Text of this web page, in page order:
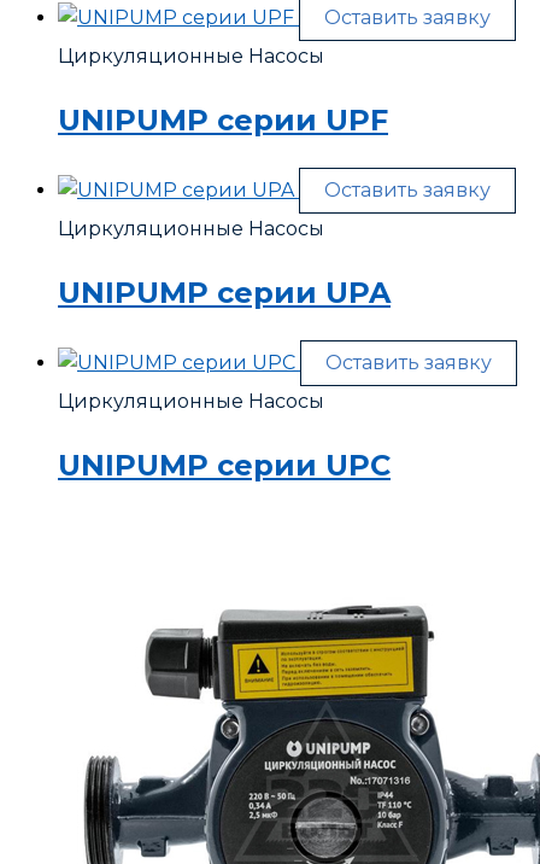
Оставить заявку
Циркуляционные Насосы
UNIPUMP серии UPF
Оставить заявку
Циркуляционные Насосы
UNIPUMP серии UPA
Оставить заявку
Циркуляционные Насосы
UNIPUMP серии UPC